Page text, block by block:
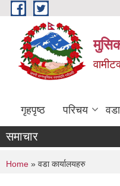
Skip to main content
गृहपृष्ठ परिचय
समाचार
You are here
Home » वडा कार्यालयहरु